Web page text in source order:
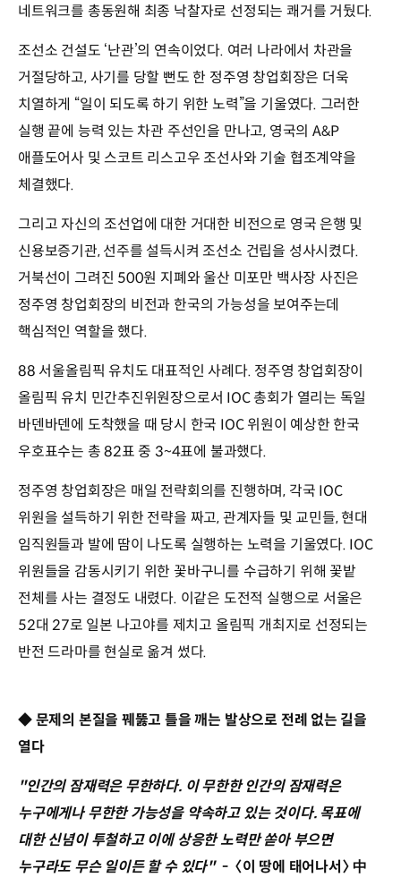
네트워크를 총동원해 최종 낙찰자로 선정되는 쾌거를 거뒀다.
조선소 건설도 ‘난관’의 연속이었다. 여러 나라에서 차관을
거절당하고, 사기를 당할 뻔도 한 정주영 창업회장은 더욱
치열하게 “일이 되도록 하기 위한 노력”을 기울였다. 그러한
실행 끝에 능력 있는 차관 주선인을 만나고, 영국의 A&P
애플도어사 및 스코트 리스고우 조선사와 기술 협조계약을
체결했다.
그리고 자신의 조선업에 대한 거대한 비전으로 영국 은행 및
신용보증기관, 선주를 설득시켜 조선소 건립을 성사시켰다.
거북선이 그려진 500원 지폐와 울산 미포만 백사장 사진은
정주영 창업회장의 비전과 한국의 가능성을 보여주는데
핵심적인 역할을 했다.
88 서울올림픽 유치도 대표적인 사례다. 정주영 창업회장이
올림픽 유치 민간추진위원장으로서 IOC 총회가 열리는 독일
바덴바덴에 도착했을 때 당시 한국 IOC 위원이 예상한 한국
우호표수는 총 82표 중 3~4표에 불과했다.
정주영 창업회장은 매일 전략회의를 진행하며, 각국 IOC
위원을 설득하기 위한 전략을 짜고, 관계자들 및 교민들, 현대
임직원들과 발에 땀이 나도록 실행하는 노력을 기울였다. IOC
위원들을 감동시키기 위한 꽃바구니를 수급하기 위해 꽃밭
전체를 사는 결정도 내렸다. 이같은 도전적 실행으로 서울은
52대 27로 일본 나고야를 제치고 올림픽 개최지로 선정되는
반전 드라마를 현실로 옮겨 썼다.
◆ 문제의 본질을 꿰뚫고 틀을 깨는 발상으로 전례 없는 길을
열다
"인간의 잠재력은 무한하다. 이 무한한 인간의 잠재력은
누구에게나 무한한 가능성을 약속하고 있는 것이다. 목표에
대한 신념이 투철하고 이에 상응한 노력만 쏟아 부으면
누구라도 무슨 일이든 할 수 있다"- 〈이 땅에 태어나서〉 中